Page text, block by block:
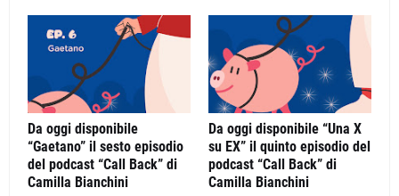
Da oggi disponibile
“Gaetano” il sesto episodio
del podcast “Call Back” di
Camilla Bianchini
Da oggi disponibile “Una X
su EX” il quinto episodio del
podcast “Call Back” di
Camilla Bianchini